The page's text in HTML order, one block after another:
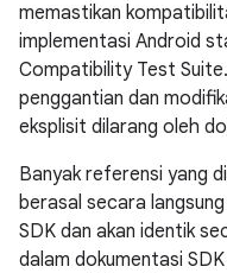
memastikan
implementasi Android
Compatibility Test
penggantian dan
eksplisit dilarang oleh
Banyak referensi yang
berasal secara
SDK dan akan identik
dalam dokumentasi